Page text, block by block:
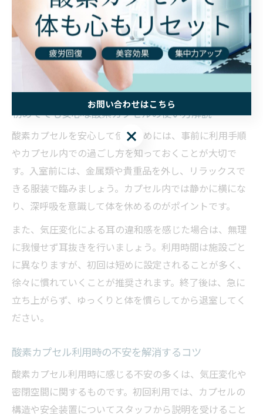
→説明の受講→カプセル内でのリラックス→終了後の体
調確認、という流れが一般的です。利用前には水分補給
を心がけ、施術後は急激な運動を避けて体調の変化に注
意します。初回は専門スタッフによる案内を受けること
で、不安を減らし安全に体験できます。
初めてでも安心な酸素カプセルの使い方解説
酸素カプセルを安心して使うためには、事前に利用手順
やカプセル内での過ごし方を知っておくことが大切で
す。入室前には、金属類や貴重品を外し、リラックスで
きる服装で臨みましょう。カプセル内では静かに横にな
り、深呼吸を意識して体を休めるのがポイントです。
また、気圧変化による耳の違和感を感じた場合は、無理
に我慢せず耳抜きを行いましょう。利用時間は施設ごと
に異なりますが、初回は短めに設定されることが多く、
徐々に慣れていくことが推奨されます。終了後は、急に
立ち上がらず、ゆっくりと体を慣らしてから退室してく
ださい。
酸素カプセル利用時の不安を解消するコツ
酸素カプセル利用時に感じる不安の多くは、気圧変化や
密閉空間に関するものです。初回利用では、カプセルの
構造や安全装置についてスタッフから説明を受けること
お問い合わせはこちら
お問い合わせはこちら